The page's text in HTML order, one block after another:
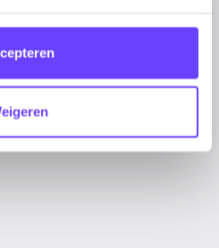
& Conversie Specialist
maar ook
CRO, tracking
het online